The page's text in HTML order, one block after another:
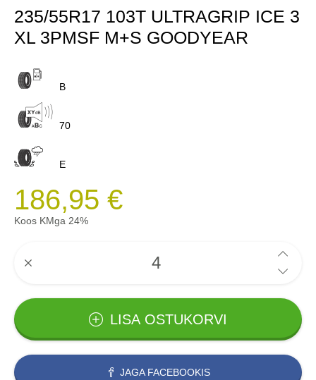
235/55R17 103T ULTRAGRIP ICE 3
XL 3PMSF M+S GOODYEAR
B
70
E
186,95 €
Koos KMga 24%
LISA OSTUKORVI
JAGA FACEBOOKIS